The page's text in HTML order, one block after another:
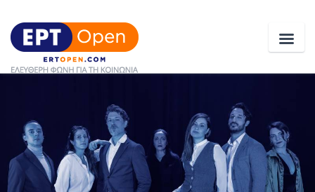
Ελλάδα
Κοινωνία